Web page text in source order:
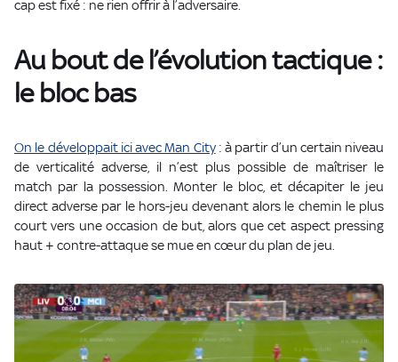
cap est fixé : ne rien offrir à l’adversaire.
Au bout de l’évolution tactique :
le bloc bas
On le développait ici avec Man City: à partir d’un certain niveau
de verticalité adverse, il n’est plus possible de maîtriser le
match par la possession. Monter le bloc, et décapiter le jeu
direct adverse par le hors-jeu devenant alors le chemin le plus
court vers une occasion de but, alors que cet aspect pressing
haut + contre-attaque se mue en cœur du plan de jeu.